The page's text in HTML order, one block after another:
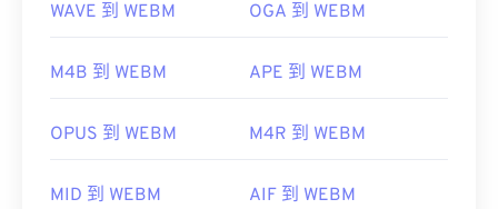
WAVE 到 WEBM OGA 到 WEBM
M4B 到 WEBM APE 到 WEBM
OPUS 到 WEBM M4R 到 WEBM
MID 到 WEBM AIF 到 WEBM